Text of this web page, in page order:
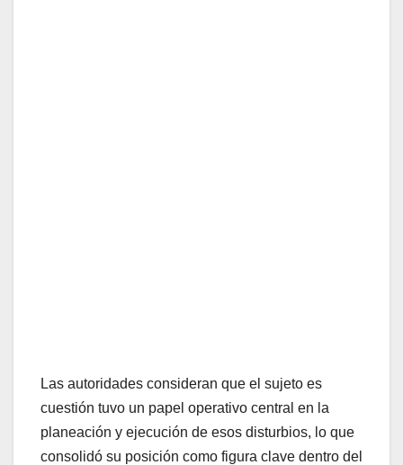
Las autoridades consideran que el sujeto es
cuestión tuvo un papel operativo central en la
planeación y ejecución de esos disturbios, lo que
consolidó su posición como figura clave dentro del